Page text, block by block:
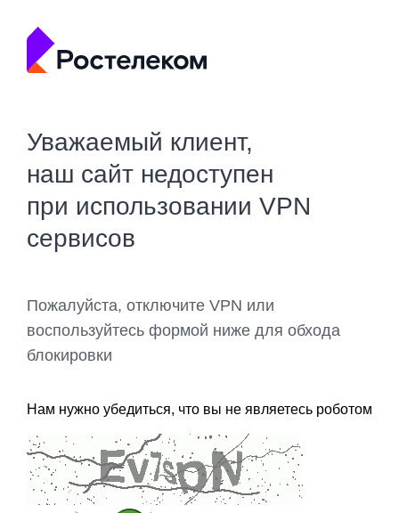
Уважаемый клиент,
наш сайт недоступен
при использовании VPN
сервисов
Пожалуйста, отключите VPN или
воспользуйтесь формой ниже для обхода
блокировки
Нам нужно убедиться, что вы не являетесь роботом